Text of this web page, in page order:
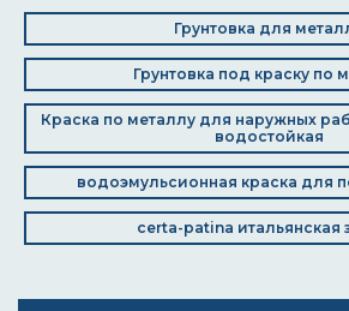
Грунтовка для
Грунтовка под краску по
Краска по металлу для наружных
водостойкая
водоэмульсионная краска для
certa-patina итальянская